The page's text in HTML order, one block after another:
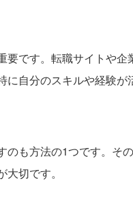
要です。転職サイトや企
に自分のスキルや経験が
も方法の1つです。その
切です。